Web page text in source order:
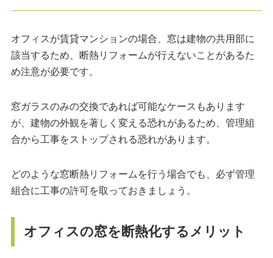
オフィスが賃貸マンションの場合、窓は建物の共用部に
該当するため、断熱リフォームが行えないことがあるた
め注意が必要です。
窓ガラスのみの交換であれば可能なケースもあります
が、建物の外観を著しく変える恐れがあるため、管理組
合から工事をストップされる恐れがあります。
どのような窓断熱リフォームを行う場合でも、必ず管理
組合に工事の許可を取っておきましょう。
オフィスの窓を断熱化するメリット